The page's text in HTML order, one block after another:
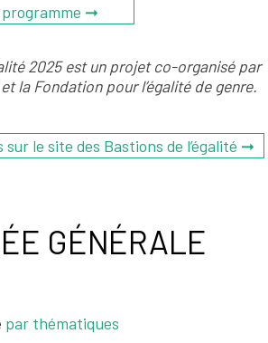
➞
2025 est un projet co-organisé par
la Fondation pour l’égalité de genre.
sur le site des Bastions de l’égalité ➞
GÉNÉRALE
par thématiques